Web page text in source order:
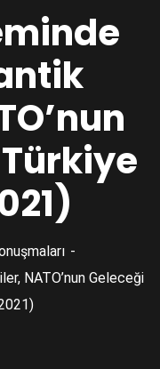
NATO’nun Geleceği